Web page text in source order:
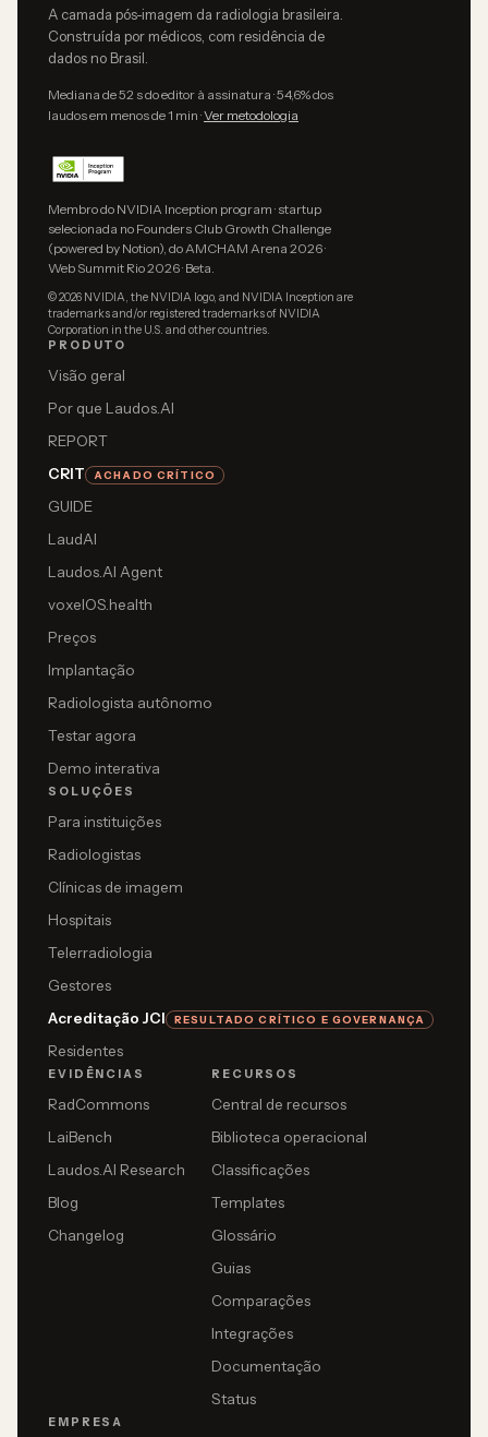
A camada pós-imagem da radiologia brasileira.
Construída por médicos, com residência de
dados no Brasil.
Mediana de 52 s do editor à assinatura · 54,6% dos
laudos em menos de 1 min ·Ver metodologia
Membro do NVIDIA Inception program · startup
selecionada no Founders Club Growth Challenge
(powered by Notion), do AMCHAM Arena 2026 ·
Web Summit Rio 2026 · Beta.
© 2026 NVIDIA, the NVIDIA logo, and NVIDIA Inception are
trademarks and/or registered trademarks of NVIDIA
Corporation in the U.S. and other countries.
PRODUTO
Visão geral
Por que Laudos.AI
REPORT
CRIT
ACHADO CRÍTICO
GUIDE
LaudAI
Laudos.AI Agent
voxelOS.health
Preços
Implantação
Radiologista autônomo
Testar agora
Demo interativa
SOLUÇÕES
Para instituições
Radiologistas
Clínicas de imagem
Hospitais
Telerradiologia
Gestores
Acreditação JCI
RESULTADO CRÍTICO E GOVERNANÇA
Residentes
EVIDÊNCIAS
RadCommons
LaiBench
Laudos.AI Research
Blog
Changelog
RECURSOS
Central de recursos
Biblioteca operacional
Classificações
Templates
Glossário
Guias
Comparações
Integrações
Documentação
Status
EMPRESA